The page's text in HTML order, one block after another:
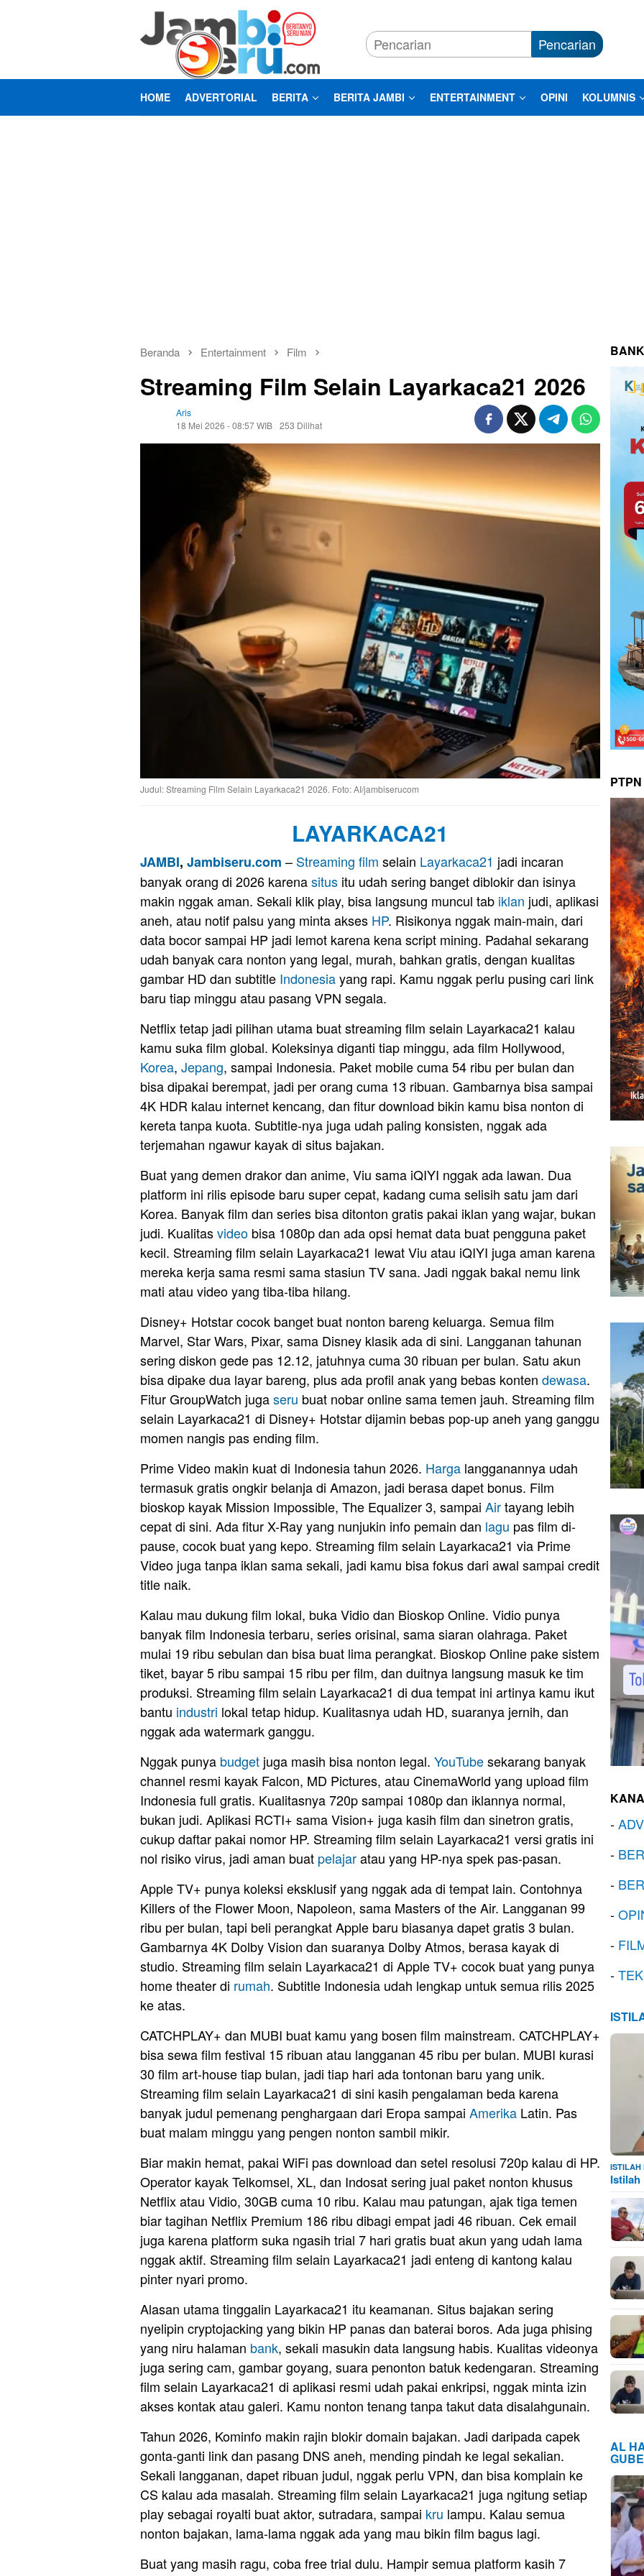
Pencarian
HOME ADVERTORIAL BERITA BERITA JAMBI ENTERTAINMENT OPINI KOLUMNIS
Beranda Entertainment Film
Streaming Film Selain Layarkaca21 2026
Aris
18 Mei 2026 - 08:57 WIB 253 Dilihat
Judul: Streaming Film Selain Layarkaca21 2026. Foto: AI/jambiserucom
LAYARKACA21
JAMBI, Jambiseru.com – Streaming film selain Layarkaca21 jadi incaran
banyak orang di 2026 karenasitus itu udah sering banget diblokir dan isinya
makin nggak aman. Sekali klik play, bisa langsung muncul tab iklan judi, aplikasi
aneh, atau notif palsu yang minta akses HP. Risikonya nggak main-main, dari
data bocor sampai HP jadi lemot karena kena script mining. Padahal sekarang
udah banyak cara nonton yang legal, murah, bahkan gratis, dengan kualitas
gambar HD dan subtitle Indonesiayang rapi. Kamu nggak perlu pusing cari link
baru tiap minggu atau pasang VPN segala.
Netflix tetap jadi pilihan utama buat streaming film selain Layarkaca21 kalau
kamu suka film global. Koleksinya diganti tiap minggu, ada film Hollywood,
Korea, Jepang, sampai Indonesia. Paket mobile cuma 54 ribu per bulan dan
bisa dipakai berempat, jadi per orang cuma 13 ribuan. Gambarnya bisa sampai
4K HDR kalau internet kencang, dan fitur download bikin kamu bisa nonton di
kereta tanpa kuota. Subtitle-nya juga udah paling konsisten, nggak ada
terjemahan ngawur kayak di situs bajakan.
Buat yang demen drakor dan anime, Viu sama iQIYI nggak ada lawan. Dua
platform ini rilis episode baru super cepat, kadang cuma selisih satu jam dari
Korea. Banyak film dan series bisa ditonton gratis pakai iklan yang wajar, bukan
judi. Kualitasvideo bisa 1080p dan ada opsi hemat data buat pengguna paket
kecil. Streaming film selain Layarkaca21 lewat Viu atau iQIYI juga aman karena
mereka kerja sama resmi sama stasiun TV sana. Jadi nggak bakal nemu link
mati atau video yang tiba-tiba hilang.
Disney+ Hotstar cocok banget buat nonton bareng keluarga. Semua film
Marvel, Star Wars, Pixar, sama Disney klasik ada di sini. Langganan tahunan
sering diskon gede pas 12.12, jatuhnya cuma 30 ribuan per bulan. Satu akun
bisa dipake dua layar bareng, plus ada profil anak yang bebas konten dewasa.
Fitur GroupWatch jugaseru buat nobar online sama temen jauh. Streaming film
selain Layarkaca21 di Disney+ Hotstar dijamin bebas pop-up aneh yang ganggu
momen nangis pas ending film.
Prime Video makin kuat di Indonesia tahun 2026. Harga langganannya udah
termasuk gratis ongkir belanja di Amazon, jadi berasa dapet bonus. Film
bioskop kayak Mission Impossible, The Equalizer 3, sampai Airtayang lebih
cepat di sini. Ada fitur X-Ray yang nunjukin info pemain dan lagu pas film di-
pause, cocok buat yang kepo. Streaming film selain Layarkaca21 via Prime
Video juga tanpa iklan sama sekali, jadi kamu bisa fokus dari awal sampai credit
title naik.
Kalau mau dukung film lokal, buka Vidio dan Bioskop Online. Vidio punya
banyak film Indonesia terbaru, series orisinal, sama siaran olahraga. Paket
mulai 19 ribu sebulan dan bisa buat lima perangkat. Bioskop Online pake sistem
tiket, bayar 5 ribu sampai 15 ribu per film, dan duitnya langsung masuk ke tim
produksi. Streaming film selain Layarkaca21 di dua tempat ini artinya kamu ikut
bantu industri lokal tetap hidup. Kualitasnya udah HD, suaranya jernih, dan
nggak ada watermark ganggu.
Nggak punya budget juga masih bisa nonton legal. YouTubesekarang banyak
channel resmi kayak Falcon, MD Pictures, atau CinemaWorld yang upload film
Indonesia full gratis. Kualitasnya 720p sampai 1080p dan iklannya normal,
bukan judi. Aplikasi RCTI+ sama Vision+ juga kasih film dan sinetron gratis,
cukup daftar pakai nomor HP. Streaming film selain Layarkaca21 versi gratis ini
nol risiko virus, jadi aman buat pelajaratau yang HP-nya spek pas-pasan.
Apple TV+ punya koleksi eksklusif yang nggak ada di tempat lain. Contohnya
Killers of the Flower Moon, Napoleon, sama Masters of the Air. Langganan 99
ribu per bulan, tapi beli perangkat Apple baru biasanya dapet gratis 3 bulan.
Gambarnya 4K Dolby Vision dan suaranya Dolby Atmos, berasa kayak di
studio. Streaming film selain Layarkaca21 di Apple TV+ cocok buat yang punya
home theater di rumah. Subtitle Indonesia udah lengkap untuk semua rilis 2025
ke atas.
CATCHPLAY+ dan MUBI buat kamu yang bosen film mainstream. CATCHPLAY+
bisa sewa film festival 15 ribuan atau langganan 45 ribu per bulan. MUBI kurasi
30 film art-house tiap bulan, jadi tiap hari ada tontonan baru yang unik.
Streaming film selain Layarkaca21 di sini kasih pengalaman beda karena
banyak judul pemenang penghargaan dari Eropa sampai Amerika Latin. Pas
buat malam minggu yang pengen nonton sambil mikir.
Biar makin hemat, pakai WiFi pas download dan setel resolusi 720p kalau di HP.
Operator kayak Telkomsel, XL, dan Indosat sering jual paket nonton khusus
Netflix atau Vidio, 30GB cuma 10 ribu. Kalau mau patungan, ajak tiga temen
biar tagihan Netflix Premium 186 ribu dibagi empat jadi 46 ribuan. Cek email
juga karena platform suka ngasih trial 7 hari gratis buat akun yang udah lama
nggak aktif. Streaming film selain Layarkaca21 jadi enteng di kantong kalau
pinter nyari promo.
Alasan utama tinggalin Layarkaca21 itu keamanan. Situs bajakan sering
nyelipin cryptojacking yang bikin HP panas dan baterai boros. Ada juga phising
yang niru halaman bank, sekali masukin data langsung habis. Kualitas videonya
juga sering cam, gambar goyang, suara penonton batuk kedengaran. Streaming
film selain Layarkaca21 di aplikasi resmi udah pakai enkripsi, nggak minta izin
akses kontak atau galeri. Kamu nonton tenang tanpa takut data disalahgunain.
Tahun 2026, Kominfo makin rajin blokir domain bajakan. Jadi daripada capek
gonta-ganti link dan pasang DNS aneh, mending pindah ke legal sekalian.
Sekali langganan, dapet ribuan judul, nggak perlu VPN, dan bisa komplain ke
CS kalau ada masalah. Streaming film selain Layarkaca21 juga ngitung setiap
play sebagai royalti buat aktor, sutradara, sampai kru lampu. Kalau semua
nonton bajakan, lama-lama nggak ada yang mau bikin film bagus lagi.
Buat yang masih ragu, coba free trial dulu. Hampir semua platform kasih 7
-
-
-
-
-
-
ISTILAH
Istilah
AL